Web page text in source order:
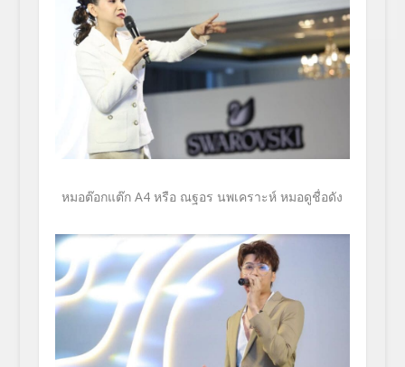
หมอต๊อกแต๊ก A4 หรือ ณฐอร นพเคราะห์ หมอดูชื่อดัง